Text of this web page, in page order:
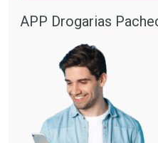
APP Drogarias